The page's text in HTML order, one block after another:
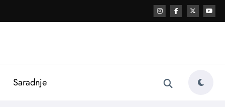
Saradnje